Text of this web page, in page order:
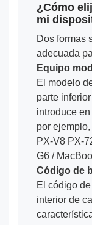
¿Cómo
mi
Dos formas
adecuada
Equipo
El modelo
parte
introduce
por
PX-V8 PX-
G6 /
Código de
El código
interior de